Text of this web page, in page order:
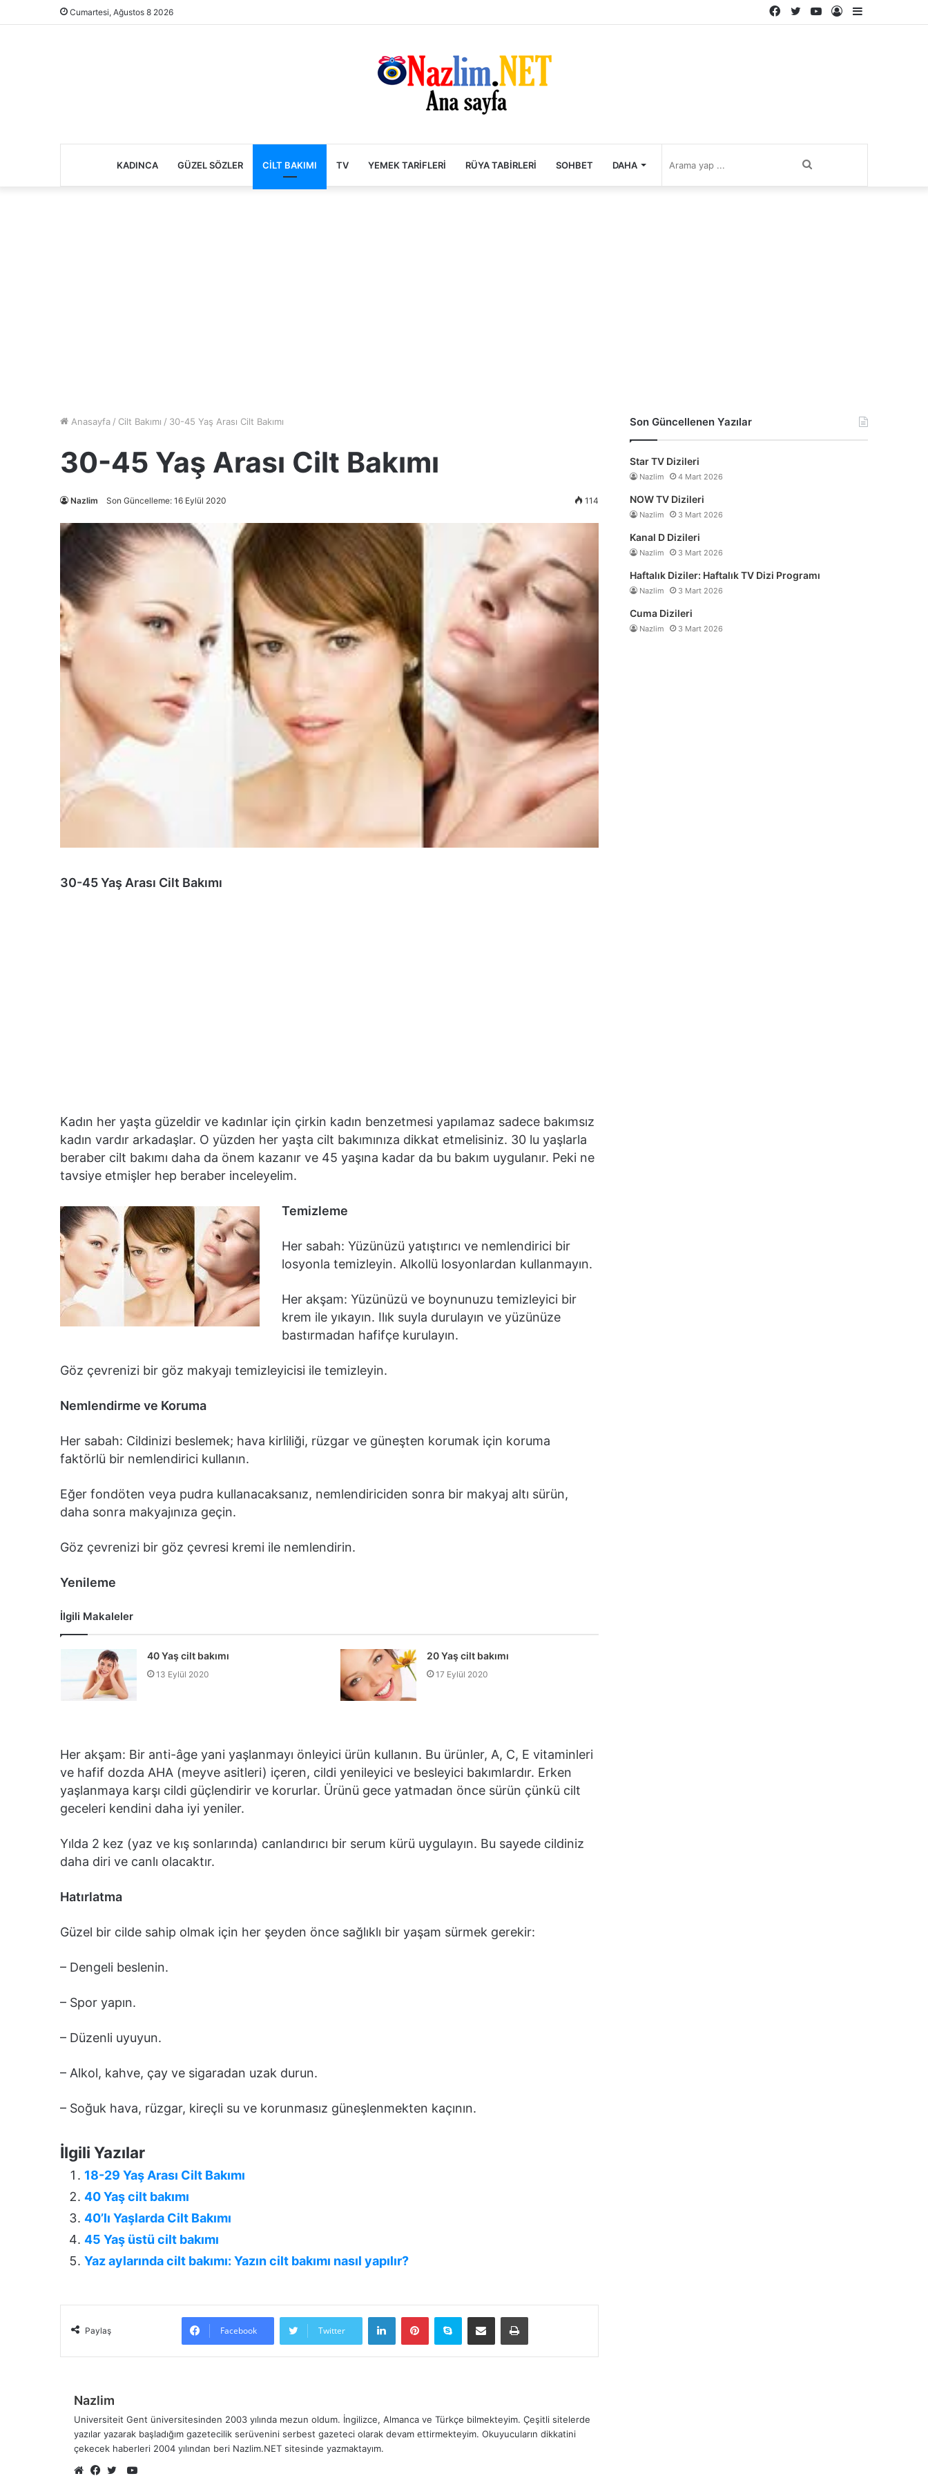
Cumartesi, Ağustos 8 2026
Kenar
Kayıt
YouTube
Twitter
Facebook
KADINCA GÜZEL SÖZLER CILT BAKIMI TV YEMEK TARIFLERI RÜYA TABIRLERI SOHBET DAHA
Anasayfa / Cilt Bakımı / 30-45 Yaş Arası Cilt Bakımı
30-45 Yaş Arası Cilt Bakımı
Nazlim Son Güncelleme: 16 Eylül 2020 114
30-45 Yaş Arası Cilt Bakımı
Kadın her yaşta güzeldir ve kadınlar için çirkin kadın benzetmesi yapılamaz sadece bakımsız
kadın vardır arkadaşlar. O yüzden her yaşta cilt bakımınıza dikkat etmelisiniz. 30 lu yaşlarla
beraber cilt bakımı daha da önem kazanır ve 45 yaşına kadar da bu bakım uygulanır. Peki ne
tavsiye etmişler hep beraber inceleyelim.
Temizleme
Her sabah: Yüzünüzü yatıştırıcı ve nemlendirici bir
losyonla temizleyin. Alkollü losyonlardan kullanmayın.
Her akşam: Yüzünüzü ve boynunuzu temizleyici bir
krem ile yıkayın. Ilık suyla durulayın ve yüzünüze
bastırmadan hafifçe kurulayın.
Göz çevrenizi bir göz makyajı temizleyicisi ile temizleyin.
Nemlendirme ve Koruma
Her sabah: Cildinizi beslemek; hava kirliliği, rüzgar ve güneşten korumak için koruma
faktörlü bir nemlendirici kullanın.
Eğer fondöten veya pudra kullanacaksanız, nemlendiriciden sonra bir makyaj altı sürün,
daha sonra makyajınıza geçin.
Göz çevrenizi bir göz çevresi kremi ile nemlendirin.
Yenileme
İlgili Makaleler
40 Yaş cilt bakımı
13 Eylül 2020
20 Yaş cilt bakımı
17 Eylül 2020
Her akşam: Bir anti-âge yani yaşlanmayı önleyici ürün kullanın. Bu ürünler, A, C, E vitaminleri
ve hafif dozda AHA (meyve asitleri) içeren, cildi yenileyici ve besleyici bakımlardır. Erken
yaşlanmaya karşı cildi güçlendirir ve korurlar. Ürünü gece yatmadan önce sürün çünkü cilt
geceleri kendini daha iyi yeniler.
Yılda 2 kez (yaz ve kış sonlarında) canlandırıcı bir serum kürü uygulayın. Bu sayede cildiniz
daha diri ve canlı olacaktır.
Hatırlatma
Güzel bir cilde sahip olmak için her şeyden önce sağlıklı bir yaşam sürmek gerekir:
– Dengeli beslenin.
– Spor yapın.
– Düzenli uyuyun.
– Alkol, kahve, çay ve sigaradan uzak durun.
– Soğuk hava, rüzgar, kireçli su ve korunmasız güneşlenmekten kaçının.
İlgili Yazılar
18-29 Yaş Arası Cilt Bakımı
40 Yaş cilt bakımı
40’lı Yaşlarda Cilt Bakımı
45 Yaş üstü cilt bakımı
Yaz aylarında cilt bakımı: Yazın cilt bakımı nasıl yapılır?
Paylaş Facebook Twitter
LinkedInPinterestSkype E-Posta ile paylaş Yazdır
Nazlim
Universiteit Gent üniversitesinden 2003 yılında mezun oldum. İngilizce, Almanca ve Türkçe bilmekteyim. Çeşitli sitelerde
yazılar yazarak başladığım gazetecilik serüvenini serbest gazeteci olarak devam ettirmekteyim. Okuyucuların dikkatini
çekecek haberleri 2004 yılından beri Nazlim.NET sitesinde yazmaktayım.
YouTube
Son Güncellenen Yazılar
Star TV Dizileri
Nazlim 4 Mart 2026
NOW TV Dizileri
Nazlim 3 Mart 2026
Kanal D Dizileri
Nazlim 3 Mart 2026
Haftalık Diziler: Haftalık TV Dizi Programı
Nazlim 3 Mart 2026
Cuma Dizileri
Nazlim 3 Mart 2026